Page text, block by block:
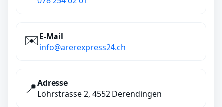
✉️E‑Mail
info@arerexpress24.ch
📍Adresse
Löhrstrasse 2, 4552 Derendingen